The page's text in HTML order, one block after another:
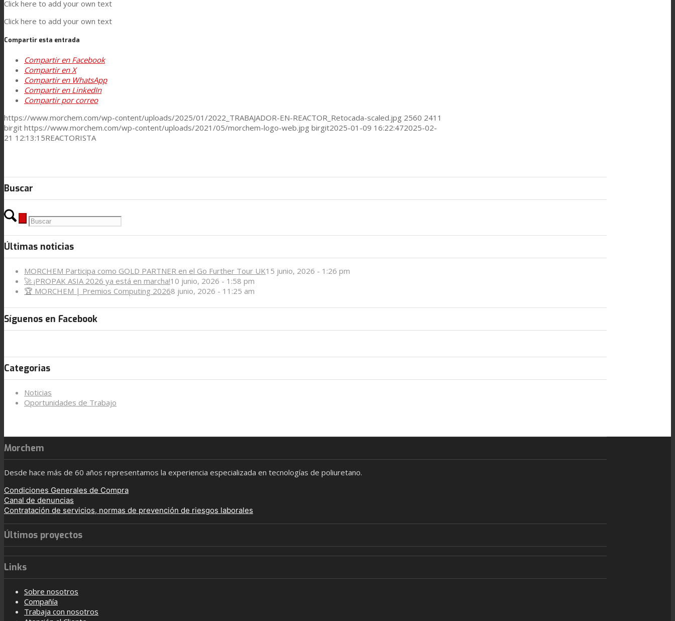
Click here to add your own text
Click here to add your own text
Compartir esta entrada
Compartir en Facebook
Compartir en X
Compartir en WhatsApp
Compartir en LinkedIn
Compartir por correo
https://www.morchem.com/wp-content/uploads/2025/01/2022_TRABAJADOR-EN-REACTOR_Retocada-scaled.jpg 2560 2411
birgit https://www.morchem.com/wp-content/uploads/2021/05/morchem-logo-web.jpg birgit2025-01-09 16:22:472025-02-
21 12:13:15REACTORISTA
Buscar
Últimas noticias
MORCHEM Participa como GOLD PARTNER en el Go Further Tour UK15 junio, 2026 - 1:26 pm
🚀 ¡PROPAK ASIA 2026 ya está en marcha!10 junio, 2026 - 1:58 pm
🏆 MORCHEM | Premios Computing 20268 junio, 2026 - 11:25 am
Síguenos en Facebook
Categorias
Noticias
Oportunidades de Trabajo
Morchem
Desde hace más de 60 años representamos la experiencia especializada en tecnologías de poliuretano.
Condiciones Generales de Compra
Canal de denuncias
Contratación de servicios, normas de prevención de riesgos laborales
Últimos proyectos
Links
Sobre nosotros
Compañía
Trabaja con nosotros